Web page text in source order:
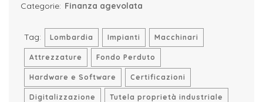
Categorie: Finanza agevolata
Tag: Lombardia Impianti Macchinari
Attrezzature Fondo Perduto
Hardware e Software Certificazioni
Digitalizzazione Tutela proprietà industriale